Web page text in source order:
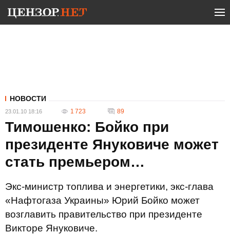
НОВОСТИ
23.01.10 18:16 1 723 89
Тимошенко: Бойко при
президенте Януковиче может
стать премьером…
Экс-министр топлива и энергетики, экс-глава
«Нафтогаза Украины» Юрий Бойко может
возглавить правительство при президенте
Викторе Януковиче.